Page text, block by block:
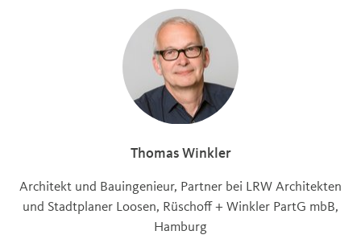
Thomas Winkler
Architekt und Bauingenieur, Partner bei LRW Architekten
und Stadtplaner Loosen, Rüschoff + Winkler PartG mbB,
Hamburg